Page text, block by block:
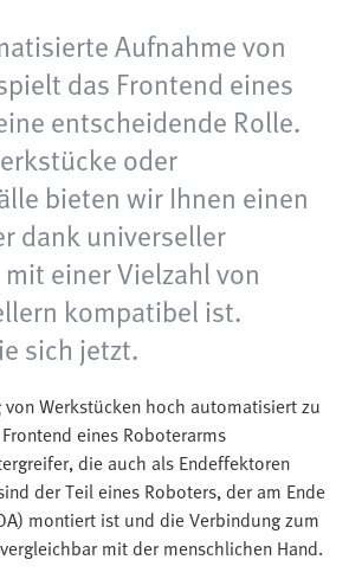
Aufnahme von
das Frontend eines
entscheidende Rolle.
oder
bieten wir Ihnen einen
dank universeller
einer Vielzahl von
kompatibel ist.
sich jetzt.
Werkstücken hoch automatisiert zu
eines Roboterarms
die auch als Endeffektoren
der Teil eines Roboters, der am Ende
montiert ist und die Verbindung zum
mit der menschlichen Hand.